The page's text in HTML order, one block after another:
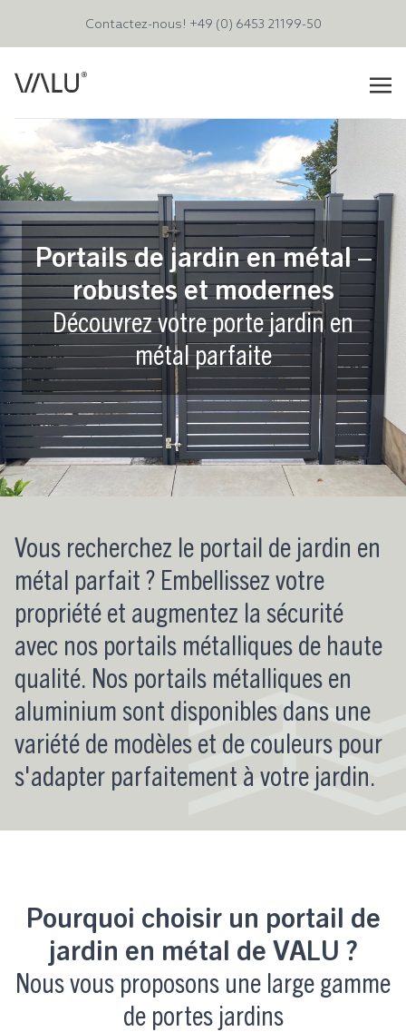
Contactez-nous! +49 (0) 6453 21199-50
Portails de jardin en métal –
robustes et modernes
Découvrez votre porte jardin en
métal parfaite
Vous recherchez le portail de jardin en
métal parfait ? Embellissez votre
propriété et augmentez la sécurité
avec nos portails métalliques de haute
qualité. Nos portails métalliques en
aluminium sont disponibles dans une
variété de modèles et de couleurs pour
s'adapter parfaitement à votre jardin.
Pourquoi choisir un portail de
jardin en métal de VALU ?
Nous vous proposons une large gamme
de portes jardins